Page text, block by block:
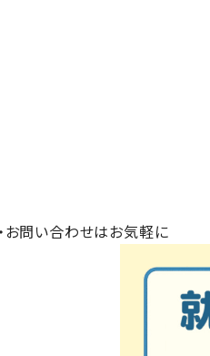
お問い合わせはお気軽に